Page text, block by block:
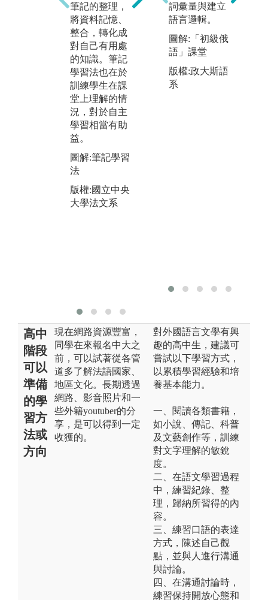
筆記的整理，
將資料記憶、
整合，轉化成
對自己有用處
的知識。筆記
學習法也在於
訓練學生在課
堂上理解的情
況，對於自主
學習相當有助
益。
圖解:筆記學習
法
版權:國立中央
大學法文系
影音資料，訓
練自我的聽力
與反應力。影
音資料中的情
境設定也有助
於記憶與理
解。
詞彙量與建立
語言邏輯。
圖解:「初級俄
語」課堂
版權:政大斯語
系
高中
階段
可以
準備
的學
習方
法或
方向
現在網路資源豐富，
同學在來報名中大之
前，可以試著從各管
道多了解法語國家、
地區文化。長期透過
網路、影音照片和一
些外籍youtuber的分
享，是可以得到一定
收獲的。
對外國語言文學有興
趣的高中生，建議可
嘗試以下學習方式，
以累積學習經驗和培
養基本能力。
一、閱讀各類書籍，
如小說、傳記、科普
及文藝創作等，訓練
對文字理解的敏銳
度。
二、在語文學習過程
中，練習紀錄、整
理，歸納所習得的內
容。
三、練習口語的表達
方式，陳述自己觀
點，並與人進行溝通
與討論。
四、在溝通討論時，
練習保持開放心態和